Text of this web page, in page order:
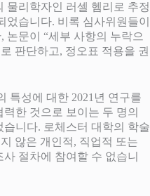
물리학자인 러셀 헴리로 추정
습니다. 비록 심사위원들이
논문이 “세부 사항의 누락으
판단하고, 정오표 적용을 권
특성에 대한 2021년 연구를
한 것으로 보이는 두 명의
니다. 로체스터 대학의 학술
않은 개인적, 직업적 또는
절차에 참여할 수 없습니